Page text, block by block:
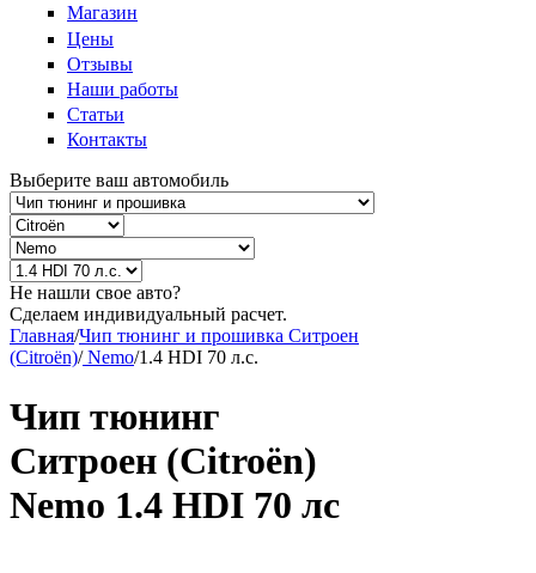
Магазин
Цены
Отзывы
Наши работы
Статьи
Контакты
Выберите ваш автомобиль
Не нашли свое авто?
Сделаем индивидуальный расчет.
Главная/Чип тюнинг и прошивка Ситроен
(Citroën)/Nemo/1.4 HDI 70 л.с.
Чип тюнинг
Ситроен (Citroën)
Nemo 1.4 HDI 70 лс